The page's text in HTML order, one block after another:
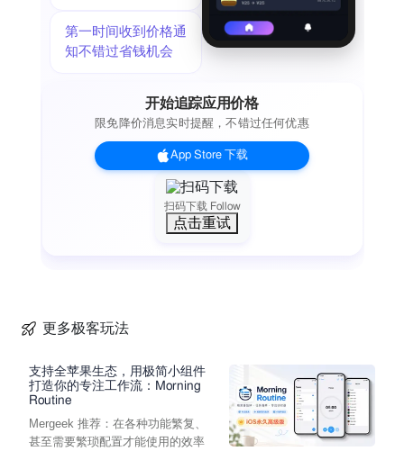
在使用键盘时，请按‘*’键进行乘法运算，按‘/’键进行除法运算
* 点击‘=’以保存计算结果
基本功能:
* 有意义地为历史项目进行命名或标注
回忆历史项或表达式
记录并逐项展示计算过程的详细步骤
与朋友分享历史记录
开启/关闭按钮音效并自定义声音
* 自动开启/关闭并保存功能
抵押贷款计算器
第一时间收到价格通
知不错过省钱机会
扫码下载 Follow
点击重试
开始追踪应用价格
限免降价消息实时提醒，不错过任何优惠
App Store 下载
更多极客玩法
支持全苹果生态，用极简小组件
打造你的专注工作流：Morning
Routine
Mergeek 推荐：在各种功能繁复、
甚至需要繁琐配置才能使用的效率